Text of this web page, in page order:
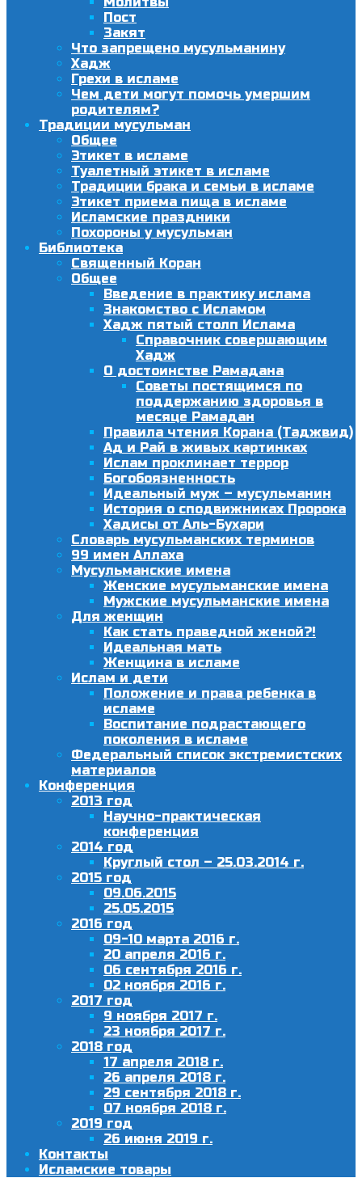
Пост
Закят
Что запрещено мусульманину
Хадж
Грехи в исламе
Чем дети могут помочь умершим
родителям?
Традиции мусульман
Общее
Этикет в исламе
Туалетный этикет в исламе
Традиции брака и семьи в исламе
Этикет приема пища в исламе
Исламские праздники
Похороны у мусульман
Библиотека
Священный Коран
Общее
Введение в практику ислама
Знакомство с Исламом
Хадж пятый столп Ислама
Справочник совершающим
Хадж
О достоинстве Рамадана
Советы постящимся по
поддержанию здоровья в
месяце Рамадан
Правила чтения Корана (Таджвид)
Ад и Рай в живых картинках
Ислам проклинает террор
Богобоязненность
Идеальный муж – мусульманин
История о сподвижниках Пророка
Хадисы от Аль-Бухари
Словарь мусульманских терминов
99 имен Аллаха
Мусульманские имена
Женские мусульманские имена
Мужские мусульманские имена
Для женщин
Как стать праведной женой?!
Идеальная мать
Женщина в исламе
Ислам и дети
Положение и права ребенка в
исламе
Воспитание подрастающего
поколения в исламе
Федеральный список экстремистских
материалов
Конференция
2013 год
Научно-практическая
конференция
2014 год
Круглый стол – 25.03.2014 г.
2015 год
09.06.2015
25.05.2015
2016 год
09-10 марта 2016 г.
20 апреля 2016 г.
06 сентября 2016 г.
02 ноября 2016 г.
2017 год
9 ноября 2017 г.
23 ноября 2017 г.
2018 год
17 апреля 2018 г.
26 апреля 2018 г.
29 сентября 2018 г.
07 ноября 2018 г.
2019 год
26 июня 2019 г.
Контакты
Исламские товары